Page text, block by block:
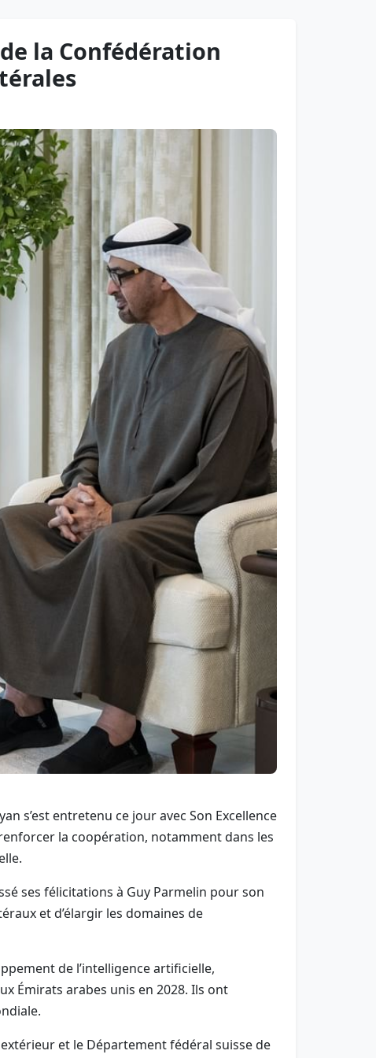
la Confédération
s’est entretenu ce jour avec Son Excellence
la coopération, notamment dans les
ses félicitations à Guy Parmelin pour son
et d’élargir les domaines de
de l’intelligence artificielle,
Émirats arabes unis en 2028. Ils ont
et le Département fédéral suisse de